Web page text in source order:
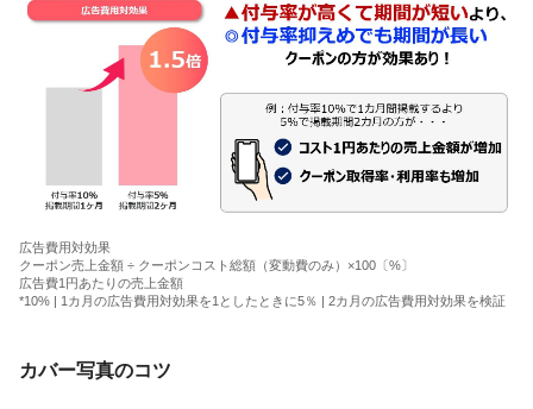
広告費用対効果
クーポン売上金額 ÷ クーポンコスト総額（変動費のみ）×100〔%〕
広告費1円あたりの売上金額
*10% | 1カ月の広告費用対効果を1としたときに5％ | 2カ月の広告費用対効果を検証
カバー写真のコツ